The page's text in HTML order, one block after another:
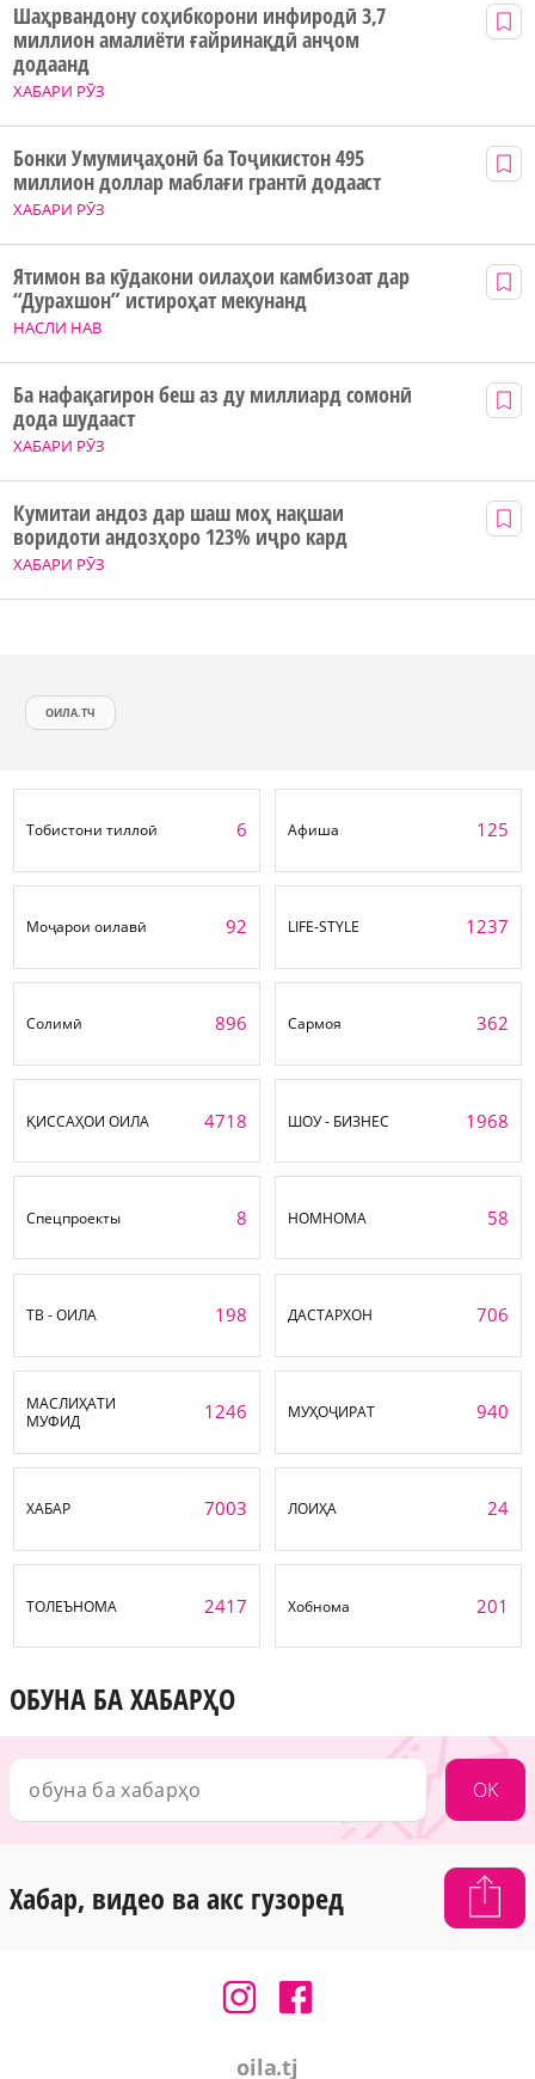
ХАБАРИ РӮЗ
Шаҳрвандону соҳибкорони инфиродӣ 3,7
миллион амалиёти ғайринақдӣ анҷом
додаанд
ХАБАРИ РӮЗ
Бонки Умумиҷаҳонӣ ба Тоҷикистон 495
миллион доллар маблағи грантӣ додааст
НАСЛИ НАВ
Ятимон ва кӯдакони оилаҳои камбизоат дар
“Дурахшон” истироҳат мекунанд
ХАБАРИ РӮЗ
Ба нафақагирон беш аз ду миллиард сомонӣ
дода шудааст
ХАБАРИ РӮЗ
Кумитаи андоз дар шаш моҳ нақшаи
воридоти андозҳоро 123% иҷро кард
ОИЛА.ТЧ
Тобистони тиллоӣ 6 Афиша 125
Моҷарои оилавӣ 92 LIFE-STYLE 1237
Солимӣ 896 Сармоя 362
ҚИССАҲОИ ОИЛА 4718 ШОУ - БИЗНЕС 1968
Спецпроекты 8 НОМНОМА 58
ТВ - ОИЛА 198 ДАСТАРХОН 706
МАСЛИҲАТИ
МУФИД
1246 МУҲОҶИРАТ 940
ХАБАР 7003 ЛОИҲА 24
ТОЛЕЪНОМА 2417 Хобнома 201
ОБУНА БА ХАБАРҲО
OK
Хабар, видео ва акс гузоред
oila.tj